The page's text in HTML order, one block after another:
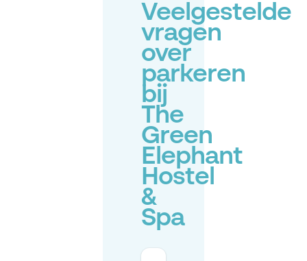
Veelgestelde
vragen
over
parkeren
bij
The
Green
Elephant
Hostel
&
Spa